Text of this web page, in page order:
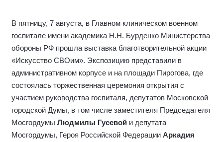
В пятницу, 7 августа, в Главном клиническом военном
госпитале имени академика Н.Н. Бурденко Министерства
обороны РФ прошла выставка благотворительной акции
«Искусство СВОим». Экспозицию представили в
административном корпусе и на площади Пирогова, где
состоялась торжественная церемония открытия с
участием руководства госпиталя, депутатов Московской
городской Думы, в том числе заместителя Председателя
Мосгордумы Людмилы Гусевой и депутата
Мосгордумы, Героя Российской Федерации Аркадия